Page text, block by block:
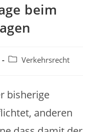
beim
Beitrags-
Verkehrsrecht
bisherige
anderen